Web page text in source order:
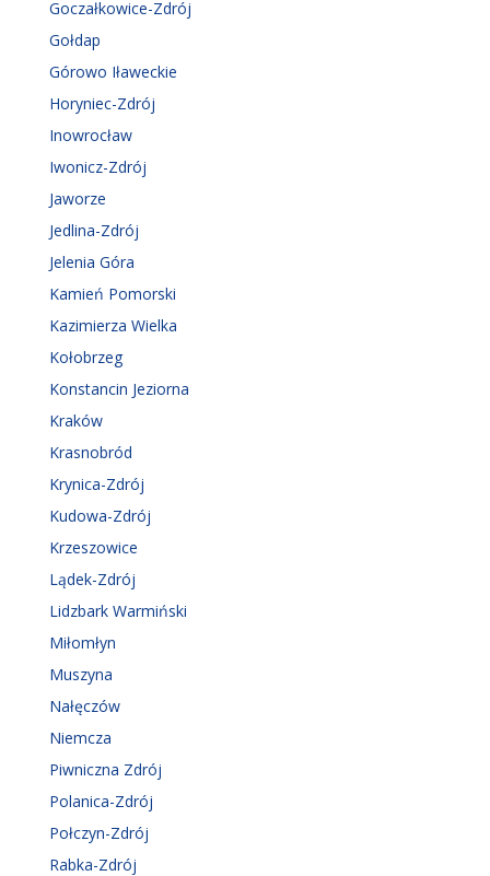
Goczałkowice-Zdrój
Gołdap
Górowo Iławeckie
Horyniec-Zdrój
Inowrocław
Iwonicz-Zdrój
Jaworze
Jedlina-Zdrój
Jelenia Góra
Kamień Pomorski
Kazimierza Wielka
Kołobrzeg
Konstancin Jeziorna
Kraków
Krasnobród
Krynica-Zdrój
Kudowa-Zdrój
Krzeszowice
Lądek-Zdrój
Lidzbark Warmiński
Miłomłyn
Muszyna
Nałęczów
Niemcza
Piwniczna Zdrój
Polanica-Zdrój
Połczyn-Zdrój
Rabka-Zdrój